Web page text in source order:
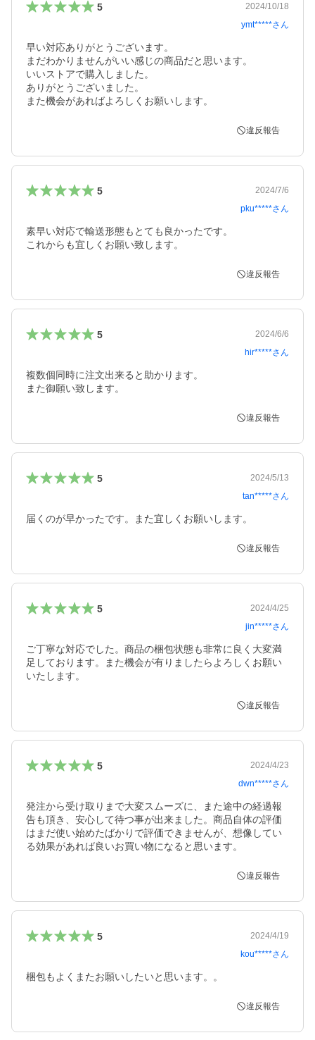
5
2024/10/18
ymt*****さん
早い対応ありがとうございます。
まだわかりませんがいい感じの商品だと思います。
いいストアで購入しました。
ありがとうございました。
また機会があればよろしくお願いします。
違反報告
5
2024/7/6
pku*****さん
素早い対応で輸送形態もとても良かったです。
これからも宜しくお願い致します。
違反報告
5
2024/6/6
hir*****さん
複数個同時に注文出来ると助かります。
また御願い致します。
違反報告
5
2024/5/13
tan*****さん
届くのが早かったです。また宜しくお願いします。
違反報告
5
2024/4/25
jin*****さん
ご丁寧な対応でした。商品の梱包状態も非常に良く大変満
足しております。また機会が有りましたらよろしくお願い
いたします。
違反報告
5
2024/4/23
dwn*****さん
発注から受け取りまで大変スムーズに、また途中の経過報
告も頂き、安心して待つ事が出来ました。商品自体の評価
はまだ使い始めたばかりで評価できませんが、想像してい
違反報告
5
2024/4/19
kou*****さん
梱包もよくまたお願いしたいと思います。。
違反報告